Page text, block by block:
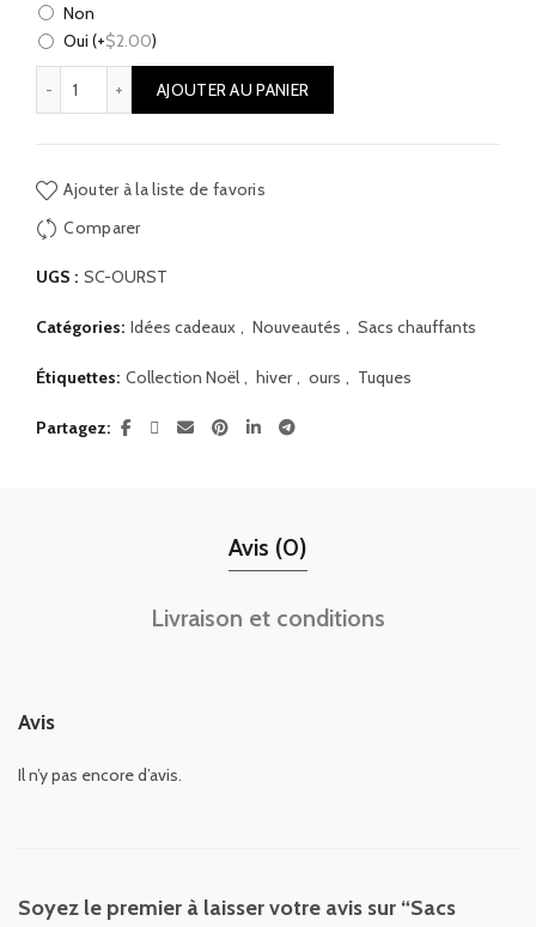
Non
Oui (+$2.00)
AJOUTER AU PANIER
Ajouter à la liste de favoris
Comparer
UGS : SC-OURST
Catégories: Idées cadeaux , Nouveautés , Sacs chauffants
Étiquettes: Collection Noël , hiver , ours , Tuques
Partagez
Avis (0)
Livraison et conditions
Avis
Il n’y pas encore d’avis.
Soyez le premier à laisser votre avis sur “Sacs